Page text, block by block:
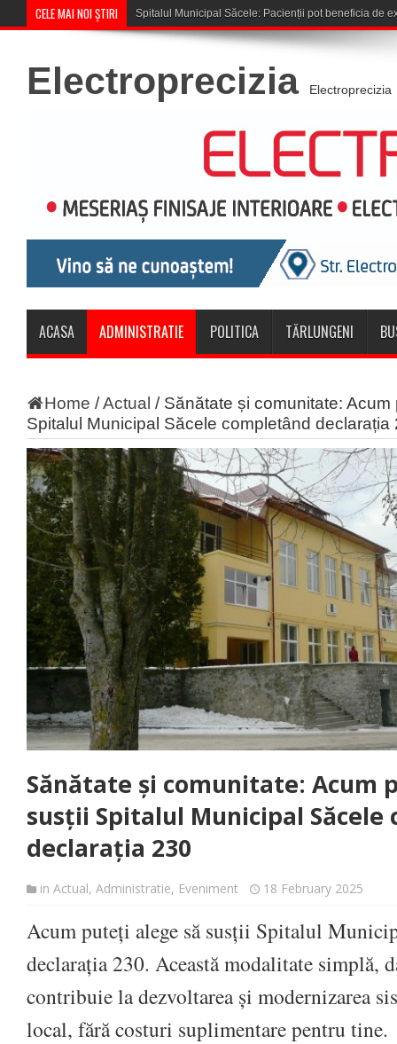
CELE MAI NOI ȘTIRI Cupa României: CSM Săcele întâlneș
Electroprecizia Electroprecizia
ACASA ADMINISTRATIE POLITICA TĂRLUNGENI
Home /Actual / Sănătate și comunitate:
Spitalul Municipal Săcele completând declarația
Sănătate și comunitate: Acum
susții Spitalul Municipal Săcele
declarația 230
in Actual, Administratie, Eveniment 18 February 2025
Acum puteți alege să susții Spitalul
declarația 230. Această modalitate simplă,
contribuie la dezvoltarea și modernizarea
local, fără costuri suplimentare pentru tine.